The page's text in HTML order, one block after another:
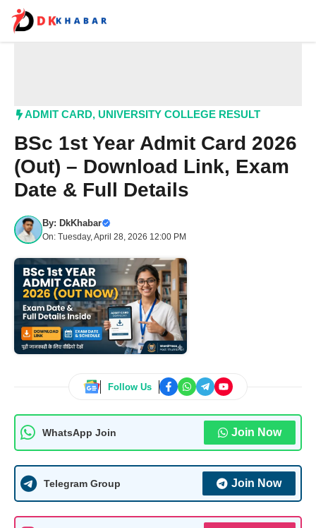
content
ADMIT CARD, UNIVERSITY COLLEGE RESULT
BSc 1st Year Admit Card 2026
(Out) – Download Link, Exam
Date & Full Details
By: DkKhabar
On: Tuesday, April 28, 2026 12:00 PM
Follow Us
WhatsApp Join Join Now
Telegram Group Join Now